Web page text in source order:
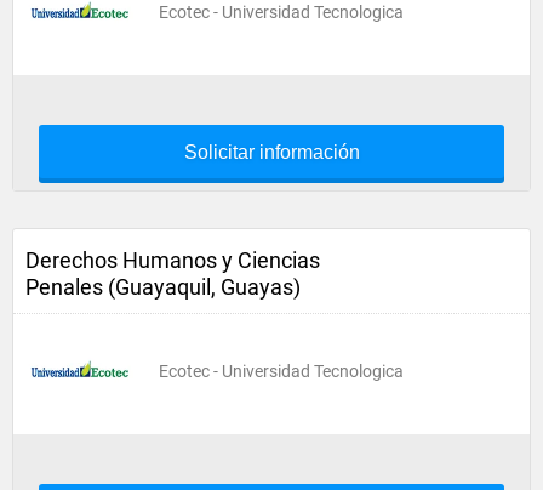
Ecotec - Universidad Tecnologica
Solicitar información
Derechos Humanos y Ciencias
Penales (Guayaquil, Guayas)
Ecotec - Universidad Tecnologica